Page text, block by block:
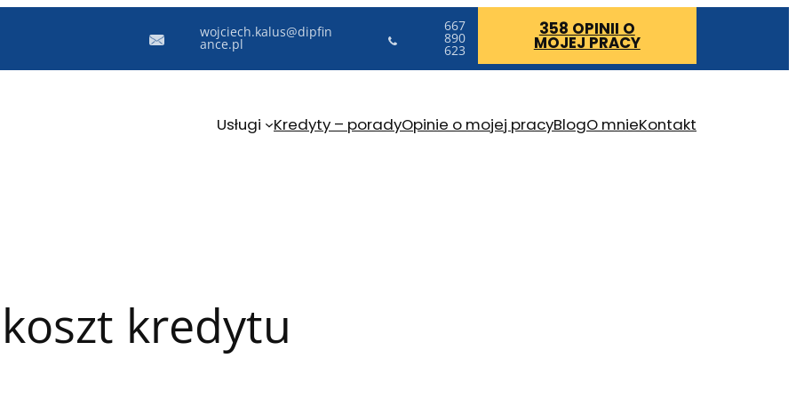
wojciech.kalus@dipfin
ance.pl
667
890
623
358 OPINII O
MOJEJ PRACY
Usługi Kredyty – poradyOpinie o mojej pracyBlogO mnieKontakt
kredytu